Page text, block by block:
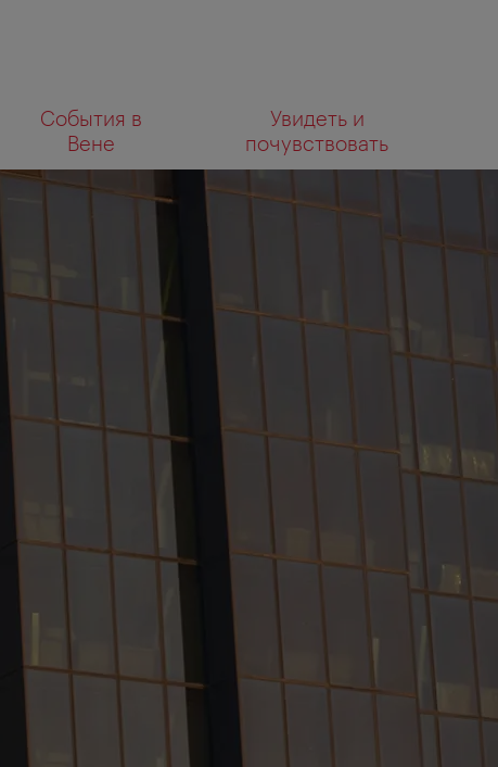
навигации
содержанию
События в
Вене
Увидеть и
почувствовать
Что
вы
ищете?